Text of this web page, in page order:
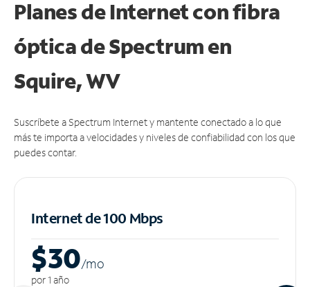
Planes de Internet con fibra
óptica de Spectrum en
Squire, WV
Suscríbete a Spectrum Internet y mantente conectado a lo que
más te importa a velocidades y niveles de confiabilidad con los que
puedes contar.
Internet de 100 Mbps
$30/mo
por 1 año